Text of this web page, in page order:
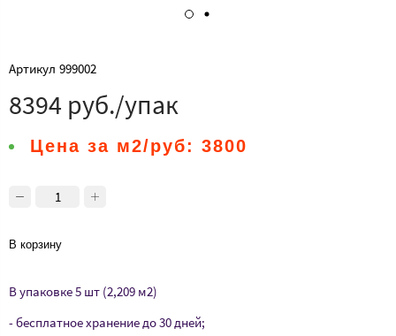
Артикул 999002
8394 руб./упак
Цена за м2/руб: 3800
В корзину
В упаковке 5 шт (2,209 м2)
- бесплатное хранение до 30 дней;